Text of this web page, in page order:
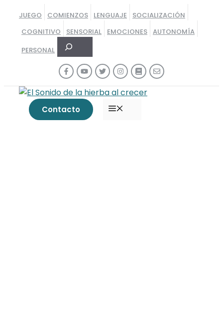
contenido
JUEGO COMIENZOS LENGUAJE
SOCIALIZACIÓN
COGNITIVO
SENSORIAL EMOCIONES AUTONOMÍA
PERSONAL
Buscar
Contacto